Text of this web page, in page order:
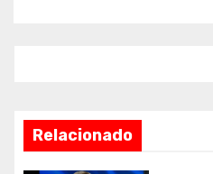
Relacionado